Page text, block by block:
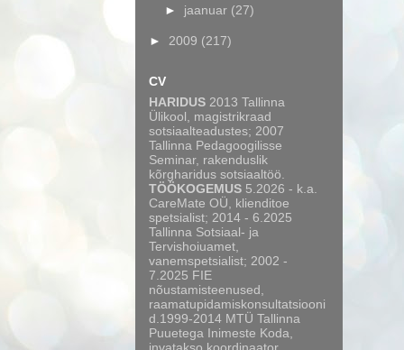
► jaanuar (27)
► 2009 (217)
CV
HARIDUS 2013 Tallinna
Ülikool, magistrikraad
sotsiaalteadustes; 2007
Tallinna Pedagoogilisse
Seminar, rakenduslik
kõrgharidus sotsiaaltöö.
TÖÖKOGEMUS 5.2026 - k.a.
CareMate OÜ, klienditoe
spetsialist; 2014 - 6.2025
Tallinna Sotsiaal- ja
Tervishoiuamet,
vanemspetsialist; 2002 -
7.2025 FIE
nõustamisteenused,
raamatupidamiskonsultatsiooni
d.1999-2014 MTÜ Tallinna
Puuetega Inimeste Koda,
invatakso koordinaator,